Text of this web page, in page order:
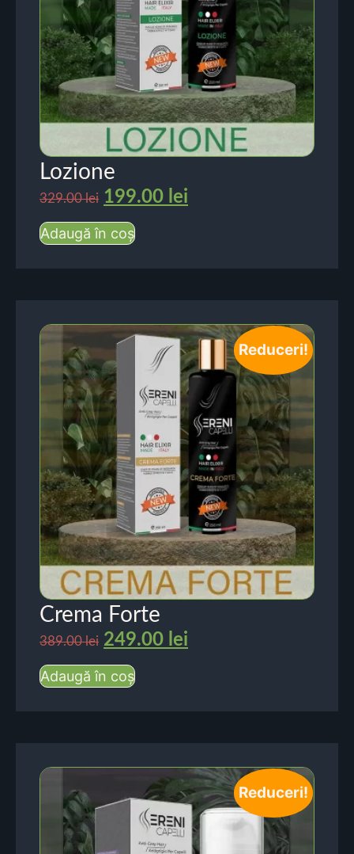
Lozione
329.00lei 199.00 lei
Adaugă în coș
Reduceri!
Crema Forte
389.00lei 249.00 lei
Adaugă în coș
Reduceri!